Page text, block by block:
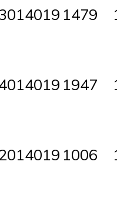
1479
1947
1006